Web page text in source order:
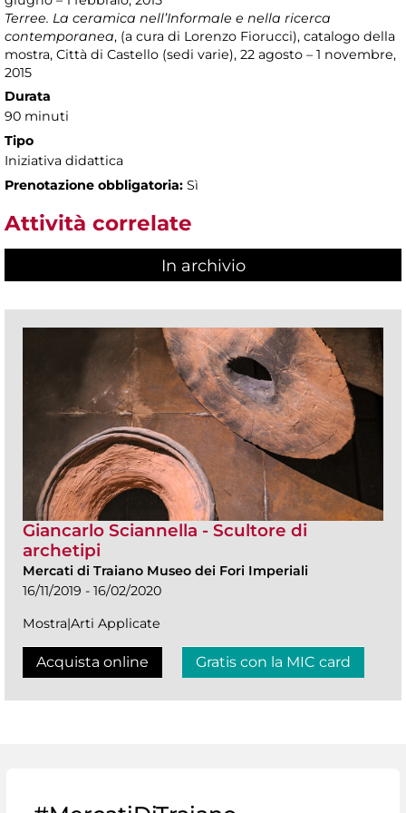
Terree. La ceramica nell’Informale e nella ricerca
contemporanea, (a cura di Lorenzo Fiorucci), catalogo della
mostra, Città di Castello (sedi varie), 22 agosto – 1 novembre,
2015
Durata
90 minuti
Tipo
Iniziativa didattica
Prenotazione obbligatoria: Sì
Attività correlate
In archivio
Giancarlo Sciannella - Scultore di
archetipi
Mercati di Traiano Museo dei Fori Imperiali
16/11/2019 - 16/02/2020
Mostra|Arti Applicate
Acquista online Gratis con la MIC card